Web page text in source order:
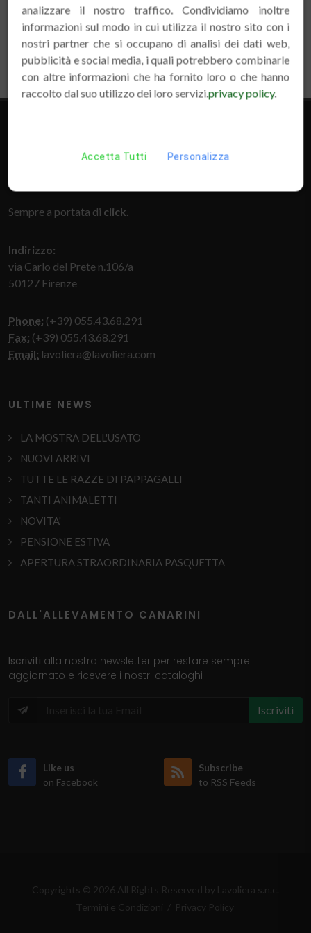
Sempre a portata di click.
Indirizzo:
via Carlo del Prete n.106/a
50127 Firenze
Phone: (+39) 055.43.68.291
Fax: (+39) 055.43.68.291
Email: lavoliera@lavoliera.com
ULTIME NEWS
LA MOSTRA DELL'USATO
NUOVI ARRIVI
TUTTE LE RAZZE DI PAPPAGALLI
TANTI ANIMALETTI
NOVITA'
PENSIONE ESTIVA
APERTURA STRAORDINARIA PASQUETTA
DALL'ALLEVAMENTO CANARINI
Iscriviti alla nostra newsletter per restare sempre
aggiornato e ricevere i nostri cataloghi
Iscriviti
Like us
on Facebook
Subscribe
to RSS Feeds
Copyrights © 2026 All Rights Reserved by Lavoliera s.n.c.
Termini e Condizioni
Privacy Policy
analizzare il nostro traffico. Condividiamo inoltre
informazioni sul modo in cui utilizza il nostro sito con i
nostri partner che si occupano di analisi dei dati web,
pubblicità e social media, i quali potrebbero combinarle
con altre informazioni che ha fornito loro o che hanno
raccolto dal suo utilizzo dei loro servizi.privacy policy.
Accetta Tutti Personalizza